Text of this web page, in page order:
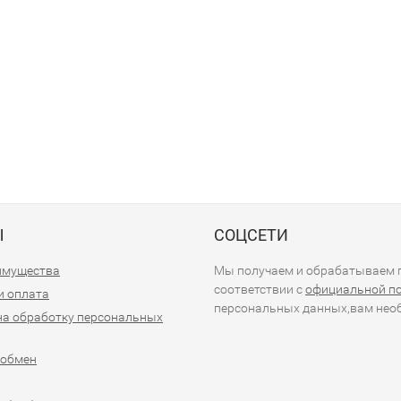
оплата
обработку персональных
СОЦСЕТИ
Мы получаем и обрабатываем
соответствии софициальной
персональных данных,вам